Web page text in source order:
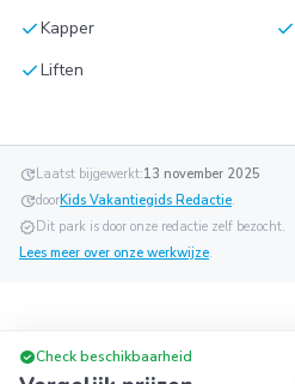
checkKapper check
checkLiften
updateLaatst bijgewerkt:13 november 2025
updatedoorKids Vakantiegids Redactie.
verifiedDit park is door onze redactie zelf bezocht.
Lees meer over onze werkwijze.
check_circleCheck beschikbaarheid